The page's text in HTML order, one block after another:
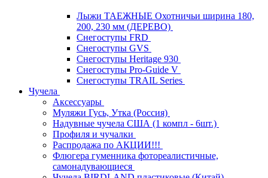
Лыжи ТАЕЖНЫЕ Охотничьи ширина 180,
200, 230 мм (ДЕРЕВО)
Снегоступы FRD
Снегоступы GVS
Снегоступы Heritage 930
Снегоступы Pro-Guide V
Снегоступы TRAIL Series
Чучела
Аксессуары
Муляжи Гусь, Утка (Россия)
Надувные чучела США (1 компл - 6шт.)
Профиля и чучалки
Распродажа по АКЦИИ!!!
Флюгера гуменника фотореалистичные,
самонадувающиеся